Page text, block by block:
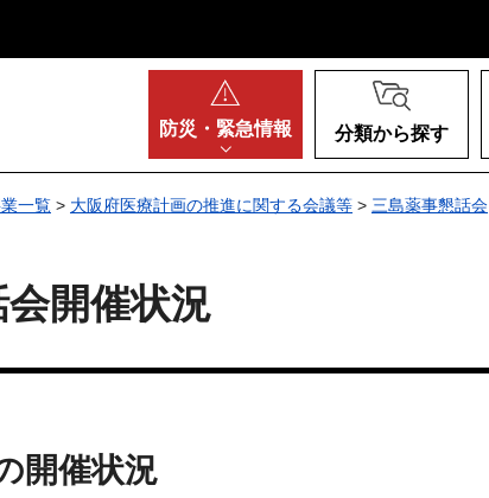
防災・ 緊急情報 分類から探す
一覧 > 大阪府医療計画の推進に関する会議等 > 三島薬事懇話会
開催状況
開催状況